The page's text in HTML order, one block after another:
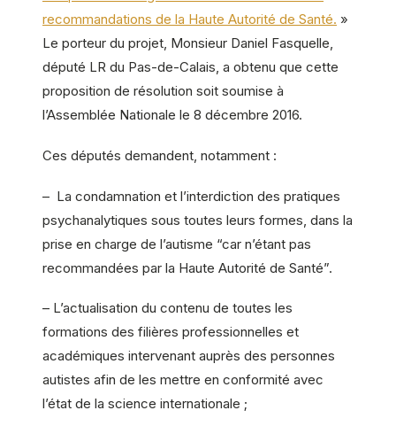
recommandations de la Haute Autorité de Santé. »
Le porteur du projet, Monsieur Daniel Fasquelle,
député LR du Pas-de-Calais, a obtenu que cette
proposition de résolution soit soumise à
l’Assemblée Nationale le 8 décembre 2016.
Ces députés demandent, notamment :
– La condamnation et l’interdiction des pratiques
psychanalytiques sous toutes leurs formes, dans la
prise en charge de l’autisme “car n’étant pas
recommandées par la Haute Autorité de Santé”.
– L’actualisation du contenu de toutes les
formations des filières professionnelles et
académiques intervenant auprès des personnes
autistes afin de les mettre en conformité avec
l’état de la science internationale ;